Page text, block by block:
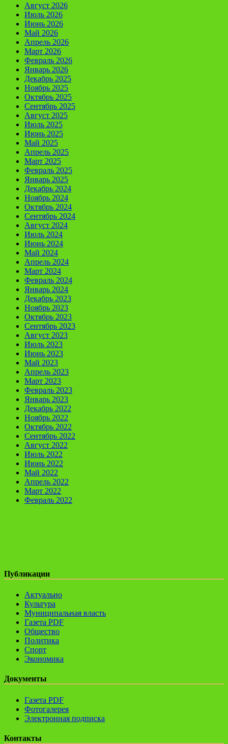
Август 2026
Июль 2026
Июнь 2026
Май 2026
Апрель 2026
Март 2026
Февраль 2026
Январь 2026
Декабрь 2025
Ноябрь 2025
Октябрь 2025
Сентябрь 2025
Август 2025
Июль 2025
Июнь 2025
Май 2025
Апрель 2025
Март 2025
Февраль 2025
Январь 2025
Декабрь 2024
Ноябрь 2024
Октябрь 2024
Сентябрь 2024
Август 2024
Июль 2024
Июнь 2024
Май 2024
Апрель 2024
Март 2024
Февраль 2024
Январь 2024
Декабрь 2023
Ноябрь 2023
Октябрь 2023
Сентябрь 2023
Август 2023
Июль 2023
Июнь 2023
Май 2023
Апрель 2023
Март 2023
Февраль 2023
Январь 2023
Декабрь 2022
Ноябрь 2022
Октябрь 2022
Сентябрь 2022
Август 2022
Июль 2022
Июнь 2022
Май 2022
Апрель 2022
Март 2022
Февраль 2022
Публикации
Актуально
Культура
Муниципальная власть
Газета PDF
Общество
Политика
Спорт
Экономика
Документы
Газета PDF
Фотогалерея
Электронная подписка
Контакты